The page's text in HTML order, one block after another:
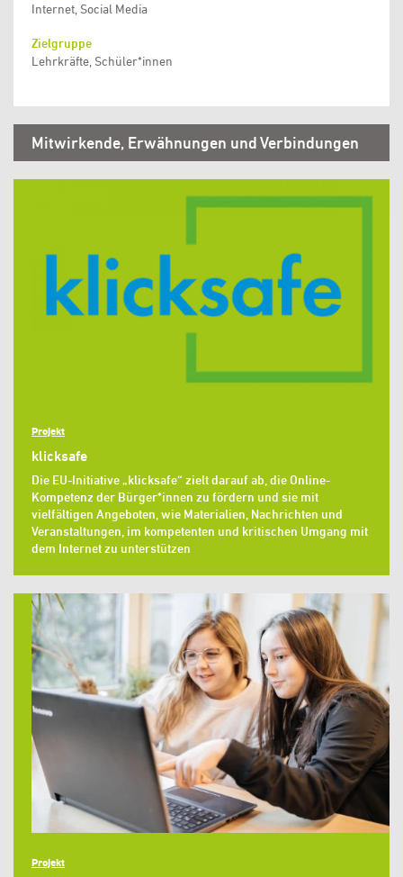
Internet, Social Media
Zielgruppe
Lehrkräfte, Schüler*innen
Mitwirkende, Erwähnungen und Verbindungen
Projekt
klicksafe
Die EU-Initiative „klicksafe“ zielt darauf ab, die Online-
Kompetenz der Bürger*innen zu fördern und sie mit
vielfältigen Angeboten, wie Materialien, Nachrichten und
Veranstaltungen, im kompetenten und kritischen Umgang mit
dem Internet zu unterstützen
Projekt